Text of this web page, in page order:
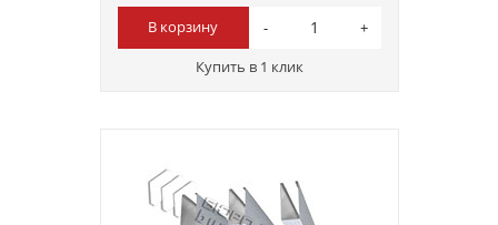
В корзину
Купить в 1 клик